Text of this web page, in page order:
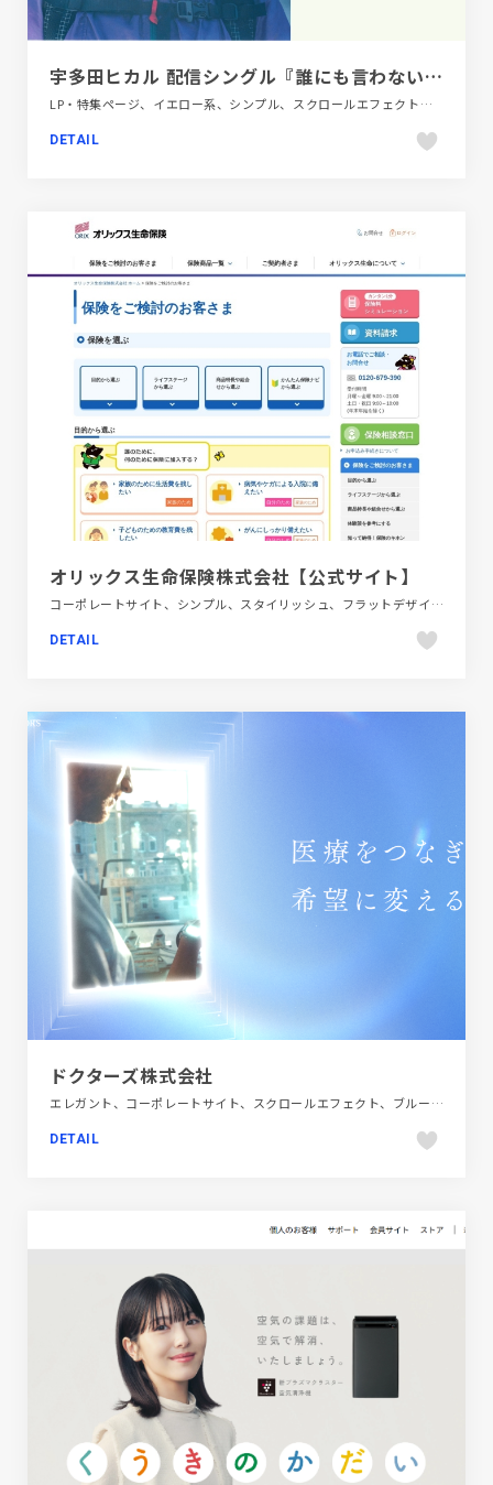
宇多田ヒカル 配信シングル『誰にも言わない』歌詞サイト
LP・特集ページ、イエロー系、シンプル、スクロールエフェクト、スタイリッシュ、テレビ・アニメ・映画・芸能、デザイン・アート・音楽・文芸、ナチュラル、ベージュ・ゴールド系、モーション多め、大きめ写真
DETAIL
オリックス生命保険株式会社【公式サイト】
コーポレートサイト、シンプル、スタイリッシュ、フラットデザイン、ブルー系、ホワイト系、金融・法律・人材・専門職
DETAIL
ドクターズ株式会社
エレガント、コーポレートサイト、スクロールエフェクト、ブルー系、モーション多め、動画が流れる、医療・ヘルスケア
DETAIL